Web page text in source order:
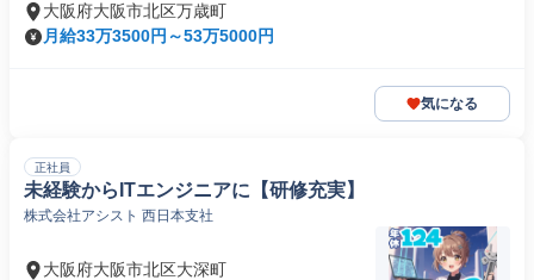
大阪府大阪市北区万歳町
月給33万3500円～53万5000円
気になる
正社員
未経験からITエンジニアに【研修充実】
株式会社アシスト 西日本支社
大阪府大阪市北区大深町